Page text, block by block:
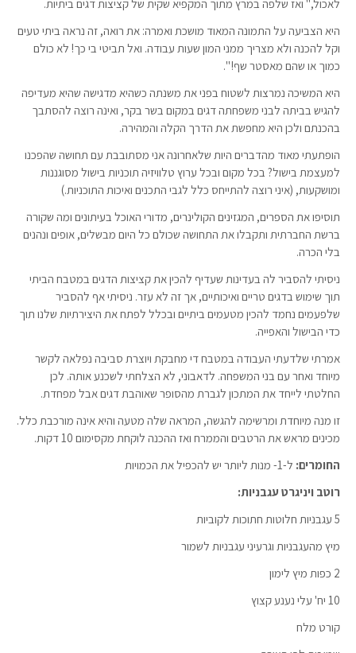
לאכול," ואז שלפה במרץ מתוך המקפיא שקית של קציצות דגים ביתיות.
היא הצביעה על התמונה המאוד מושכת ואמרה: את רואה, זה נראה ביתי טעים
וקל להכנה ולא מצריך ממני המון שעות עבודה. ואל תביטי בי כך! לא כולם
כמוך או שהם מאסטר שף! ".
היא המשיכה נמרצות לשטוח בפני את משנתה כשהיא מדגישה שהיא מעדיפה
להגיש בביתה לבני משפחתה דגים במקום בשר בקר, ואינה רוצה להסתבך
בהכנתם ולכן היא מחפשת את הדרך הקלה והמהירה.
הופתעתי מאוד מהדברים היות שלאחרונה אני מסתובבת עם תחושה שהפכנו
למעצמת בישול? בכל מקום ובכל ערוץ טלוויזיה תוכניות בישול מסוגננות
ומושקעות, (איני רוצה להתייחס כלל לגבי התכנים ואיכות התוכניות.)
תוסיפו את הספרים, המגזינים הקולינרים, מדורי האוכל בעיתונים ומה שקורה
ברשת החברתית ותקבלו את התחושה שכולם כל היום מבשלים, אופים ונהנים
בלי הכרה.
ניסיתי להסביר לה בעדינות שעדיף להכין את קציצות הדגים במטבח הביתי
תוך שימוש בדגים טריים ואיכותיים, אך זה לא עזר. ניסיתי אף להסביר
שלפעמים נחמד להכין מטעמים ביתיים ובכלל לפתח את היצירתיות שלנו תוך
כדי הבישול והאפייה.
אמרתי שלדעתי העבודה במטבח די מחבקת ויוצרת סביבה נפלאה לקשר
מיוחד ואחר עם בני המשפחה. לדאבוני, לא הצלחתי לשכנע אותה. לכן
החלטתי לייחד את המתכון לגברת מהסופר שאוהבת דגים אבל מפחדת.
זו מנה מיוחדת ומרשימה להגשה, המראה שלה מטעה והיא אינה מורכבת כלל.
מכינים מראש את הרטבים והממרח ואז ההכנה לוקחת מקסימום 10 דקות.
החומרים: ל-1- מנות ליותר יש להכפיל את הכמויות
רוטב ויניגרט עגבניות:
5 עגבניות חלוטות חתוכות לקוביות
מיץ מהעגבניות וגרעיני עגבניות לשמור
2 כפות מיץ לימון
10 יח' עלי נענע קצוץ
קורט מלח